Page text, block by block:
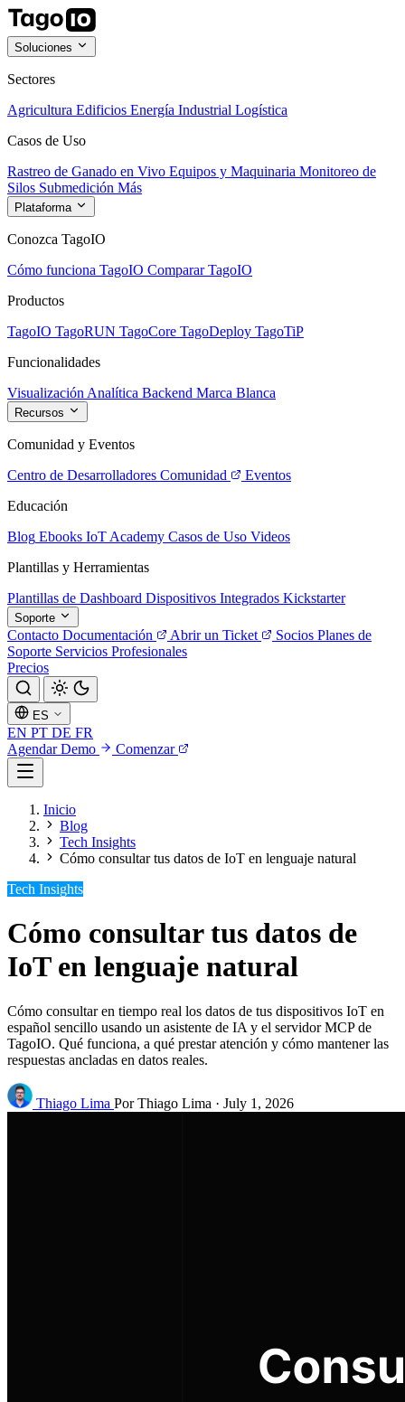
Soluciones
Sectores
Agricultura Edificios Energía Industrial Logística
Casos de Uso
Rastreo de Ganado en Vivo Equipos y Maquinaria Monitoreo de
Silos Submedición Más
Plataforma
Conozca TagoIO
Cómo funciona TagoIO Comparar TagoIO
Productos
TagoIO TagoRUN TagoCore TagoDeploy TagoTiP
Funcionalidades
Visualización Analítica Backend Marca Blanca
Recursos
Comunidad y Eventos
Centro de Desarrolladores Comunidad
Eventos
Educación
Blog Ebooks IoT Academy Casos de Uso Videos
Plantillas y Herramientas
Plantillas de Dashboard Dispositivos Integrados Kickstarter
Soporte
Contacto Documentación Abrir un Ticket Socios Planes de
Soporte Servicios Profesionales
Precios
ES
EN PT DE FR
Agendar Demo
Comenzar
Inicio
Blog
Tech Insights
Cómo consultar tus datos de IoT en lenguaje natural
Tech Insights
Cómo consultar tus datos de
IoT en lenguaje natural
Cómo consultar en tiempo real los datos de tus dispositivos IoT en
español sencillo usando un asistente de IA y el servidor MCP de
TagoIO. Qué funciona, a qué prestar atención y cómo mantener las
respuestas ancladas en datos reales.
Thiago Lima Por Thiago Lima · July 1, 2026